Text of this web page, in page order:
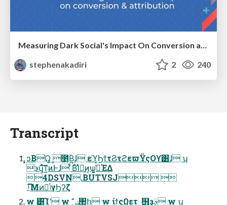
stephenakadiri
2 240
Transcript
͓͓ͻΒΏ͏͚͢ ೥͙ؒΒ͍ɺ εϓϦϯτϨτϩεϖΫςΟϒ͸ɺ ʮ
϶ʯ͔ͯ͠͠ͳ͍ͷͰɺ ͋ΒͨΊͯྑ͍ͷ͔ѱ͍͔ߟ͑ͯΈΔ
4DSVN.BUTVSJ 
ࡶ͓͡͞ΜͷٔݴγϦʔζ
w ͸͡Ίʹ w ࣗݾ঺հ w ίϯςΩετˍ஫ҙࣄ߲ w ʮ